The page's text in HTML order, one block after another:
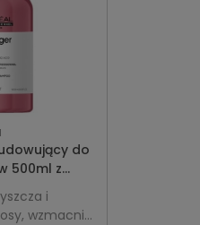
do
500ml z
Longer
i
wzmacnia